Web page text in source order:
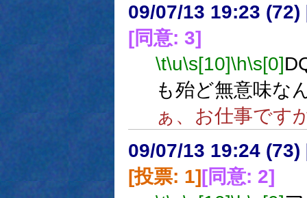
09/07/13 19:23 (72)
[同意: 3]
\t\u\s[10]\h\s[0]
も殆ど無意味な
ぁ、お仕事です
09/07/13 19:24 (73)
[投票: 1][同意: 2]